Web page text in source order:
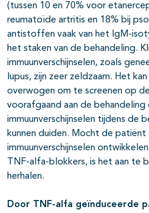
(tussen 10 en 70% voor
reumatoïde artritis en 18% bij
antistoffen vaak van het IgM-
het staken van de behandeling.
immuunverschijnselen, zoals
lupus, zijn zeer zeldzaam. Het
overwogen om te screenen op
voorafgaand aan de
immuunverschijnselen tijdens de
kunnen duiden. Mocht de patiënt
immuunverschijnselen
TNF-alfa-blokkers, is het aan te
herhalen.
Door TNF-alfa geïnduceerde